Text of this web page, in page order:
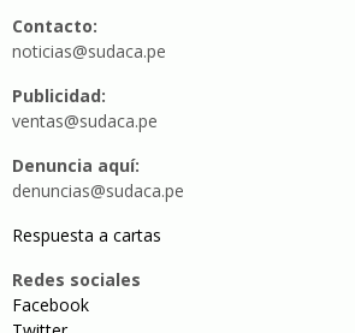
Contacto:
noticias@sudaca.pe
Publicidad:
ventas@sudaca.pe
Denuncia aquí:
denuncias@sudaca.pe
Respuesta a cartas
Redes sociales
Facebook